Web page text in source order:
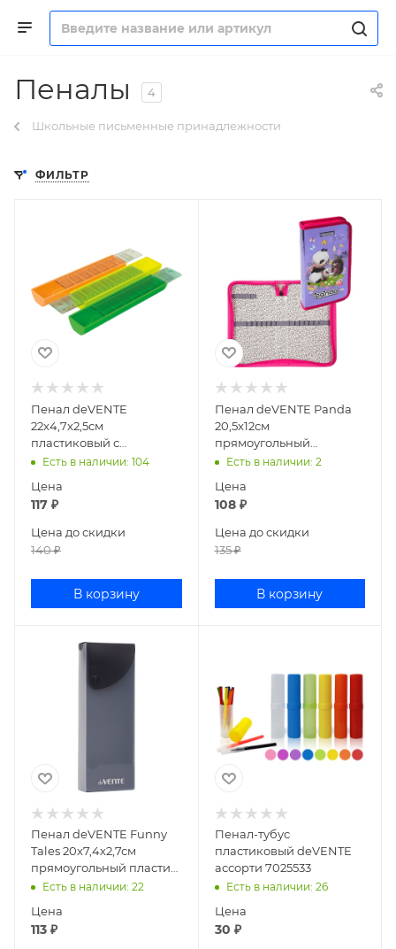
Пеналы 4
Школьные письменные принадлежности
ФИЛЬТР
Пенал deVENTE
22x4,7x2,5см
пластиковый с
линейкой ассорти
Есть в наличии: 104
Цена
117 ₽
Цена до скидки
140₽
В корзину
Пенал deVENTE Panda
20,5x12см
прямоугольный
ламинированный
Есть в наличии: 2
Цена
108₽
Цена до скидки
135₽
В корзину
Пенал deVENTE Funny
Tales 20x7,4х2,7см
прямоугольный пластик
7025423
Есть в наличии: 22
Цена
113 ₽
Пенал-тубус
пластиковый deVENTE
ассорти 7025533
Есть в наличии: 26
Цена
30 ₽